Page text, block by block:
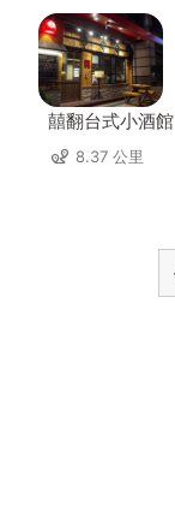
囍翻台式小酒館
8.37 公里